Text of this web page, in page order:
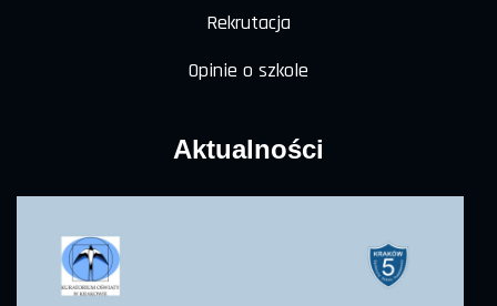
Rekrutacja
Opinie o szkole
Aktualności